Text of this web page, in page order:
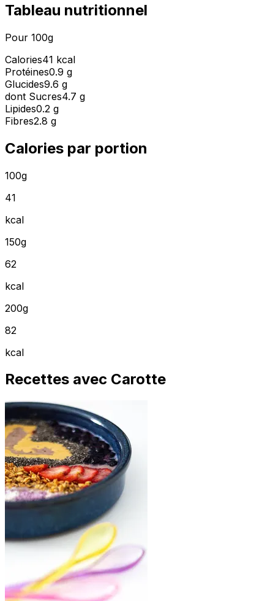
Tableau nutritionnel
Pour 100g
Calories41 kcal
Protéines0.9 g
Glucides9.6 g
dont Sucres4.7 g
Lipides0.2 g
Fibres2.8 g
Calories par portion
100g
41
kcal
150g
62
kcal
200g
82
kcal
Recettes avec Carotte